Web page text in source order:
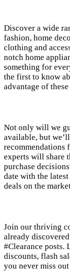
Discover a wide
fashion, home
clothing and
notch home
something for
the first to know
advantage of
Not only will we
available, but
recommendations
experts will share
purchase
date with the
deals on the
Join our thriving
already
#Clearance posts.
discounts, flash
you never miss